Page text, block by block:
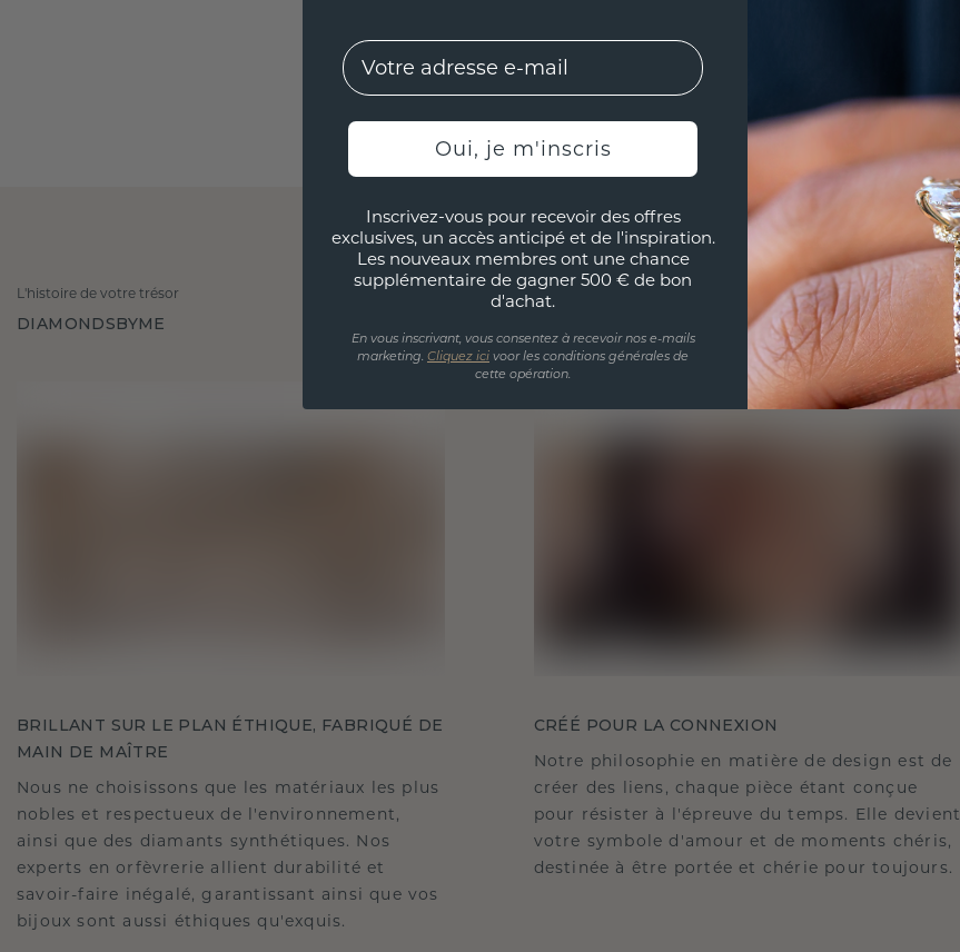
L'histoire de votre trésor
DIAMONDSBYME
BRILLANT SUR LE PLAN ÉTHIQUE, FABRIQUÉ DE
MAIN DE MAÎTRE
Nous ne choisissons que les matériaux les plus
nobles et respectueux de l'environnement,
ainsi que des diamants synthétiques. Nos
experts en orfèvrerie allient durabilité et
savoir-faire inégalé, garantissant ainsi que vos
bijoux sont aussi éthiques qu'exquis.
CRÉÉ POUR LA CONNEXION
Notre philosophie en matière de design est de
créer des liens, chaque pièce étant conçue
pour résister à l'épreuve du temps. Elle devient
votre symbole d'amour et de moments chéris,
destinée à être portée et chérie pour toujours.
EMail
Oui, je m'inscris
Inscrivez-vous pour recevoir des offres
exclusives, un accès anticipé et de l'inspiration.
Les nouveaux membres ont une chance
supplémentaire de gagner 500 € de bon
d'achat.
En vous inscrivant, vous consentez à recevoir nos e-mails
marketing. Cliquez ici voor les conditions générales de
cette opération.